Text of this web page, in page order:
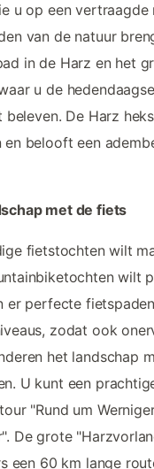
u op een vertraagde
van de natuur
in de Harz en het
u de
De Harz
en belooft een
met de fiets
fietstochten wilt
wilt
er perfecte
zodat ook
het landschap
U kunt een
"Rund um
De grote
een 60 km lange